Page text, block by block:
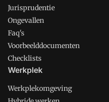
Jurisprudentie
Ongevallen
Faq's
Voorbeelddocumenten
Checklists
Werkplek
Werkplekomgeving